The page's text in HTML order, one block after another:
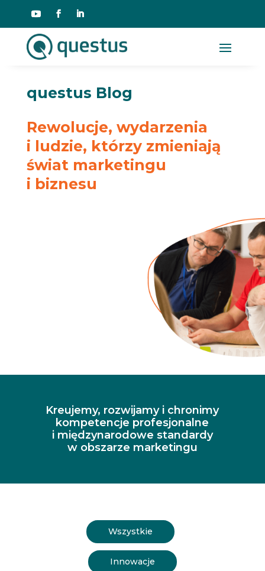
questus Blog
Rewolucje, wydarzenia
i ludzie, którzy zmieniają
świat marketingu
i biznesu
Kreujemy, rozwijamy i chronimy
kompetencje profesjonalne
i międzynarodowe standardy
w obszarze marketingu
Wszystkie
Innowacje